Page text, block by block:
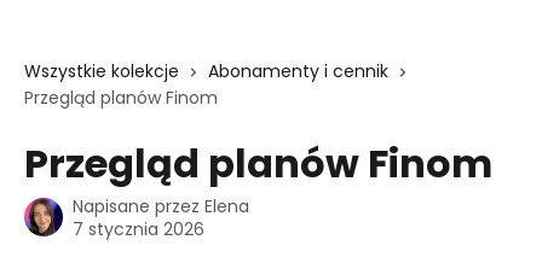
Wszystkie kolekcje
Abonamenty i cennik
Przegląd planów Finom
Przegląd planów Finom
Napisane przez Elena
7 stycznia 2026